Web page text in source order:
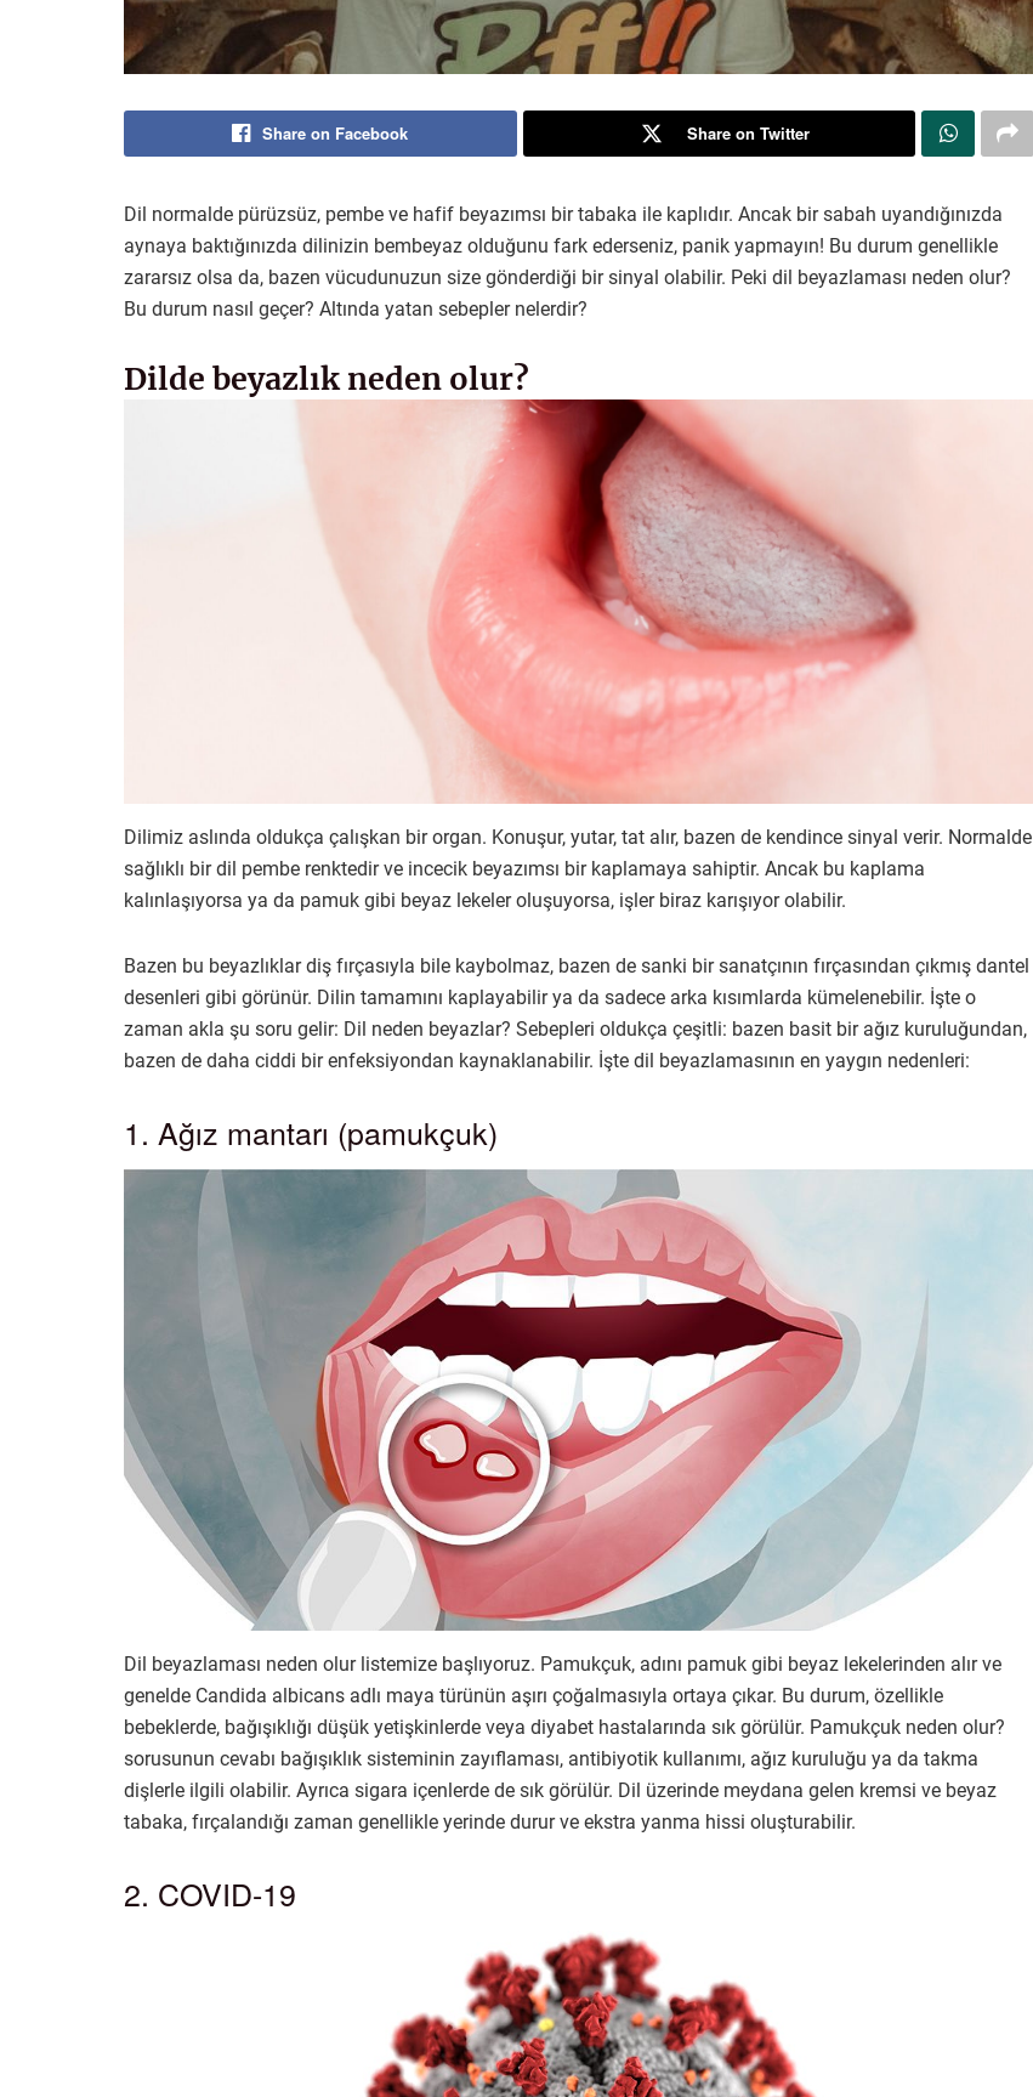
Share on Facebook Share on Twitter
Dil normalde pürüzsüz, pembe ve hafif beyazımsı bir tabaka ile kaplıdır. Ancak bir sabah uyandığınızda
aynaya baktığınızda dilinizin bembeyaz olduğunu fark ederseniz, panik yapmayın! Bu durum genellikle
zararsız olsa da, bazen vücudunuzun size gönderdiği bir sinyal olabilir. Peki dil beyazlaması neden olur?
Bu durum nasıl geçer? Altında yatan sebepler nelerdir?
Dilde beyazlık neden olur?
Dilimiz aslında oldukça çalışkan bir organ. Konuşur, yutar, tat alır, bazen de kendince sinyal verir. Normalde
sağlıklı bir dil pembe renktedir ve incecik beyazımsı bir kaplamaya sahiptir. Ancak bu kaplama
kalınlaşıyorsa ya da pamuk gibi beyaz lekeler oluşuyorsa, işler biraz karışıyor olabilir.
Bazen bu beyazlıklar diş fırçasıyla bile kaybolmaz, bazen de sanki bir sanatçının fırçasından çıkmış dantel
desenleri gibi görünür. Dilin tamamını kaplayabilir ya da sadece arka kısımlarda kümelenebilir. İşte o
zaman akla şu soru gelir: Dil neden beyazlar? Sebepleri oldukça çeşitli: bazen basit bir ağız kuruluğundan,
bazen de daha ciddi bir enfeksiyondan kaynaklanabilir. İşte dil beyazlamasının en yaygın nedenleri:
1. Ağız mantarı (pamukçuk)
Dil beyazlaması neden olur listemize başlıyoruz. Pamukçuk, adını pamuk gibi beyaz lekelerinden alır ve
genelde Candida albicans adlı maya türünün aşırı çoğalmasıyla ortaya çıkar. Bu durum, özellikle
bebeklerde, bağışıklığı düşük yetişkinlerde veya diyabet hastalarında sık görülür. Pamukçuk neden olur?
sorusunun cevabı bağışıklık sisteminin zayıflaması, antibiyotik kullanımı, ağız kuruluğu ya da takma
dişlerle ilgili olabilir. Ayrıca sigara içenlerde de sık görülür. Dil üzerinde meydana gelen kremsi ve beyaz
tabaka, fırçalandığı zaman genellikle yerinde durur ve ekstra yanma hissi oluşturabilir.
2. COVID-19